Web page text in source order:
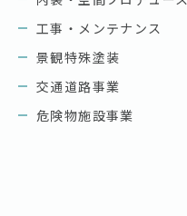
工事・メンテナンス
景観特殊塗装
交通道路事業
危険物施設事業